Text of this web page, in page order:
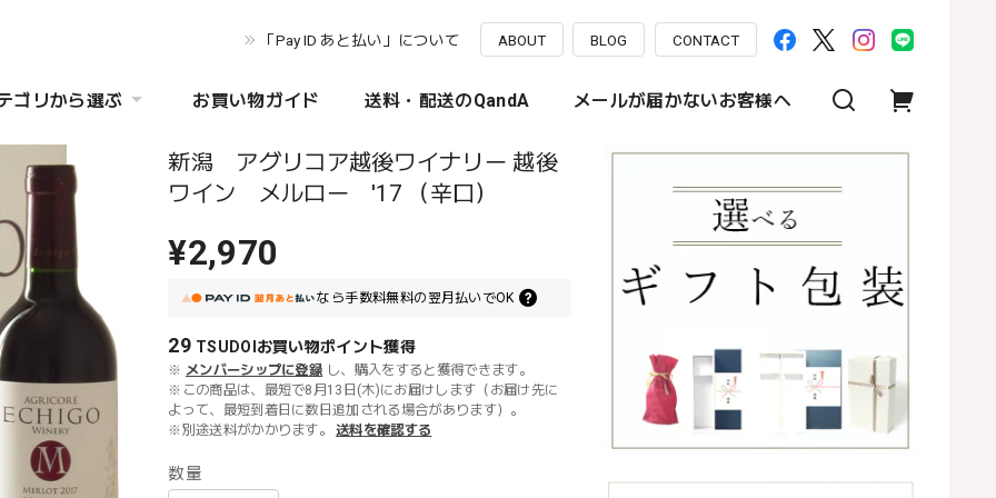
「Pay ID あと払い」について ABOUT BLOG CONTACT
ゴリから選ぶ お買い物ガイド 送料・配送のQandA メールが届かないお客様へ
新潟 アグリコア越後ワイナリー 越後
ワイン メルロー '17 （辛口）
¥2,970
なら手数料無料の 翌月払いでOK
29 TSUDOIお買い物ポイント獲得
※ メンバーシップに登録 し、購入をすると獲得できます。
※この商品は、最短で8月13日(木)にお届けします（お届け先に
よって、最短到着日に数日追加される場合があります）。
※別途送料がかかります。
送料を確認する
数量